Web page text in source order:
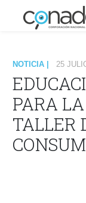
NOTICIA | 25
PARA
TALLER